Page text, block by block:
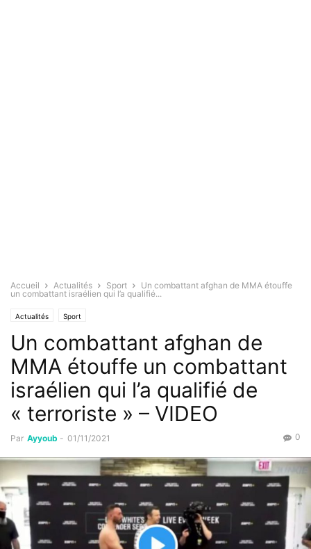
Accueil Actualités Sport
Un combattant afghan de MMA étouffe
un combattant israélien qui l’a qualifié...
Actualités Sport
Un combattant afghan de
MMA étouffe un combattant
israélien qui l’a qualifié de
« terroriste » – VIDEO
Par Ayyoub - 01/11/2021 0